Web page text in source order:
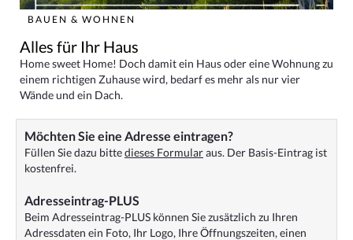
BAUEN & WOHNEN
Alles für Ihr Haus
Home sweet Home! Doch damit ein Haus oder eine Wohnung zu
einem richtigen Zuhause wird, bedarf es mehr als nur vier
Wände und ein Dach.
Möchten Sie eine Adresse eintragen?
Füllen Sie dazu bittedieses Formularaus. Der Basis-Eintrag ist
kostenfrei.
Adresseintrag-PLUS
Beim Adresseintrag-PLUS können Sie zusätzlich zu Ihren
Adressdaten ein Foto, Ihr Logo, Ihre Öffnungszeiten, einen